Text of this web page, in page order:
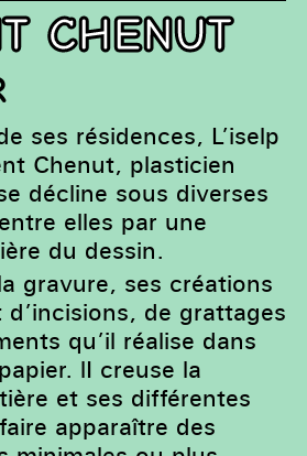
CHENUT
ses résidences, L’iselp
Chenut, plasticien
décline sous diverses
elles par une
du dessin.
gravure, ses créations
de grattages
qu’il réalise dans
lI creuse la
et ses différentes
apparaître des